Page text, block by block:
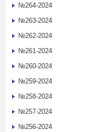
№264-2024
№263-2024
№262-2024
№261-2024
№260-2024
№259-2024
№258-2024
№257-2024
№256-2024